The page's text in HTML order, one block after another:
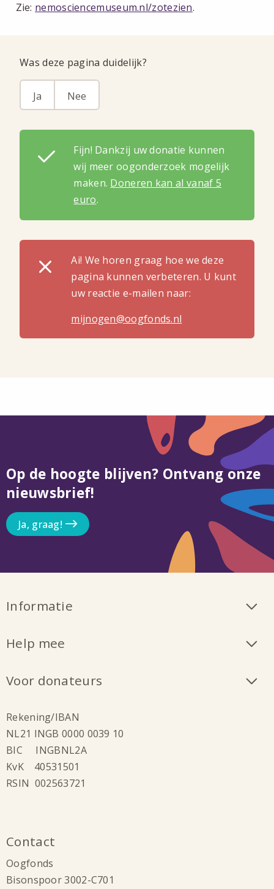
Zie: nemosciencemuseum.nl/zotezien.
Was deze pagina duidelijk?
Ja Nee
Fijn! Dankzij uw donatie kunnen
wij meer oogonderzoek mogelijk
maken. Doneren kan al vanaf 5
euro.
Ai! We horen graag hoe we deze
pagina kunnen verbeteren. U kunt
uw reactie e-mailen naar:
mijnogen@oogfonds.nl
Op de hoogte blijven? Ontvang onze
nieuwsbrief!
Ja, graag!
Informatie
Help mee
Voor donateurs
Rekening/IBAN
NL21 INGB 0000 0039 10
BIC INGBNL2A
KvK 40531501
RSIN 002563721
Contact
Oogfonds
Bisonspoor 3002-C701